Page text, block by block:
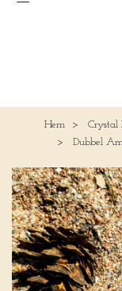
Hem Crystal
Dubbel